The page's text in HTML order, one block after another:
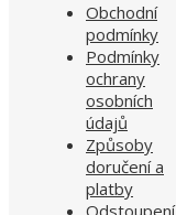
Obchodní
podmínky
Podmínky
ochrany
osobních
údajů
Způsoby
doručení a
platby